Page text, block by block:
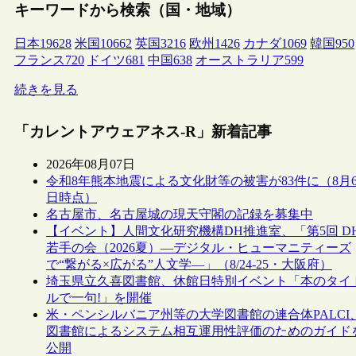
キーワードから検索（国・地域）
日本19628 米国 10662 英国3216 欧州 1426 カナダ1069 韓国950
フランス720 ドイツ681 中国638 オーストラリア599
続きを見る
「カレントアウェアネス-R」新着記事
2026年08月07日
令和8年熊本地震による文化財等の被害が83件に（8月
日時点）
名古屋市、名古屋城の現天守閣の記録を募集中
【イベント】人間文化研究機構DH推進室、「第5回
若手の会（2026夏）―デジタル・ヒューマニティーズ
で“繋がる×広がる”人文学―」（8/24-25・大阪府）
埼玉県立久喜図書館、休館日特別イベント「本のタイ
ルで一句!」を開催
米・ペンシルバニア州等の大学図書館の連合体PALCI、
図書館によるシステム相互運用性評価のためのガイド
公開